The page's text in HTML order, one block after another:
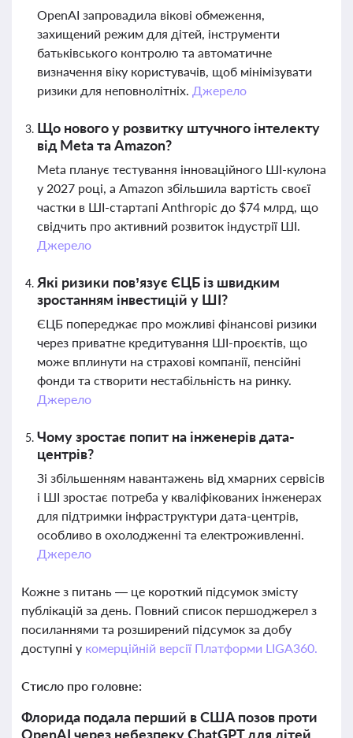
OpenAI запровадила вікові обмеження,
захищений режим для дітей, інструменти
батьківського контролю та автоматичне
визначення віку користувачів, щоб мінімізувати
ризики для неповнолітніх. Джерело
Що нового у розвитку штучного інтелекту
від Meta та Amazon?
Meta планує тестування інноваційного ШІ-кулона
у 2027 році, а Amazon збільшила вартість своєї
частки в ШІ-стартапі Anthropic до $74 млрд, що
свідчить про активний розвиток індустрії ШІ.
Джерело
Які ризики пов’язує ЄЦБ із швидким
зростанням інвестицій у ШІ?
ЄЦБ попереджає про можливі фінансові ризики
через приватне кредитування ШІ-проєктів, що
може вплинути на страхові компанії, пенсійні
фонди та створити нестабільність на ринку.
Джерело
Чому зростає попит на інженерів дата-
центрів?
Зі збільшенням навантажень від хмарних сервісів
і ШІ зростає потреба у кваліфікованих інженерах
для підтримки інфраструктури дата-центрів,
особливо в охолодженні та електроживленні.
Джерело
Кожне з питань — це короткий підсумок змісту
публікацій за день. Повний список першоджерел з
посиланнями та розширений підсумок за добу
доступні у комерційній версії Платформи LIGA360.
Стисло про головне:
Флорида подала перший в США позов проти
OpenAI через небезпеку ChatGPT для дітей,